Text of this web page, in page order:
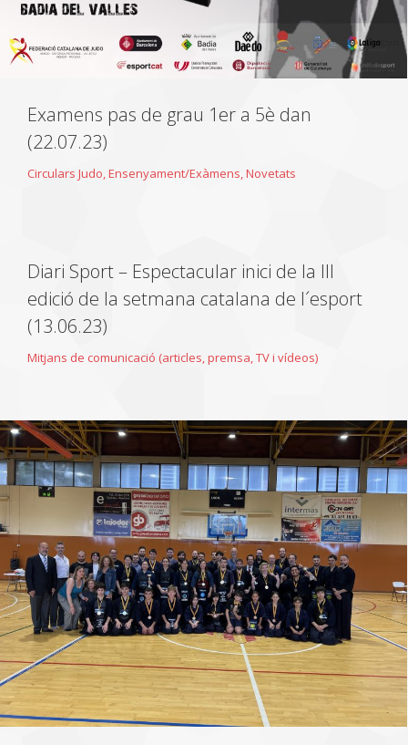
Examens pas de grau 1er a 5è dan
(22.07.23)
Circulars Judo,Ensenyament/Exàmens,Novetats
Diari Sport – Espectacular inici de la III
edició de la setmana catalana de l´esport
(13.06.23)
Mitjans de comunicació (articles, premsa, TV i vídeos)